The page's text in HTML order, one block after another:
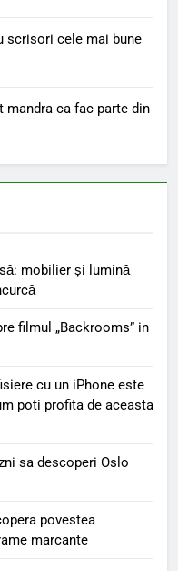
scrisori cele mai bune
mandra ca fac parte din
mobilier și lumină
filmul „Backrooms” in
cu un iPhone este
poti profita de aceasta
sa descoperi Oslo
povestea
marcante